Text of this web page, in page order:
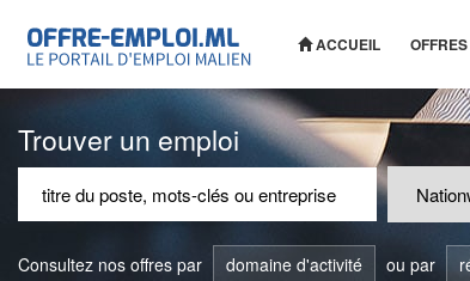
ACCUEIL
Trouver un emploi
Consultez nos offres par domaine d'activité ou par